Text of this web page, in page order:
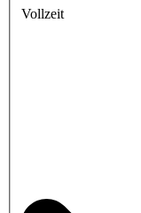
Vollzeit